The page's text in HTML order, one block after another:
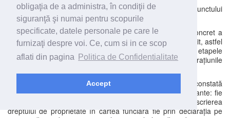
obligaţia de a administra, în condiţii de
siguranţă şi numai pentru scopurile
specificate, datele personale pe care le
furnizaţi despre voi. Ce, cum si in ce scop
aflati din pagina
Politica de Confidentialitate
Accept
Așa fiind, Curtea a constatat că natura juridică punctului
de vedere prevăzut la alin. 9 este aceea de aviz conform.
Procedând la verificarea modului de aplicare în concret a
prevederilor art. 289 din Codul Administrativ, trebuie stabilit, astfel
cum a solicitat și recurentul, dacă au fost respectate etapele
evocate anterior, respectiv dacă au fost realizate operațiunile
Cu privire la dovada dreptului de proprietate, se constată
că aceasta putea fi făcută, conform art. 289, în două variante: fie
prin extrase de carte funciară, din care să reiasă înscrierea
dreptului de proprietate în cartea funciară fie prin declarația pe